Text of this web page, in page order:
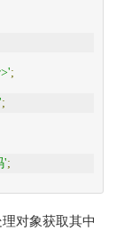
;
;
';
对象获取其中